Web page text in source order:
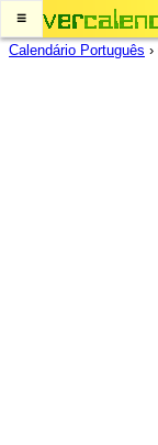
≡
Calendário Português ›